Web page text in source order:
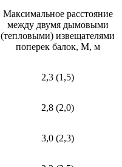
Максимальное расстояние
между двумя дымовыми
(тепловыми) извещателями
поперек балок, М, м
2,3 (1,5)
2,8 (2,0)
3,0 (2,3)